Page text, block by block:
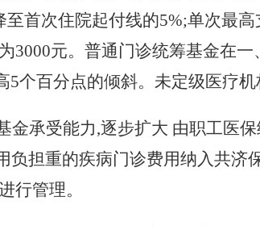
至首次住院起付线的5%;单次最
3000元。 普通门诊统筹基金在一、
5个百分点的倾斜。 未定级医疗机
金承受能力,逐步扩大 由职工医
负担重的疾病门诊费用纳入共济
行管理。